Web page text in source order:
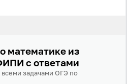
математике из
с ответами
задачами ОГЭ по